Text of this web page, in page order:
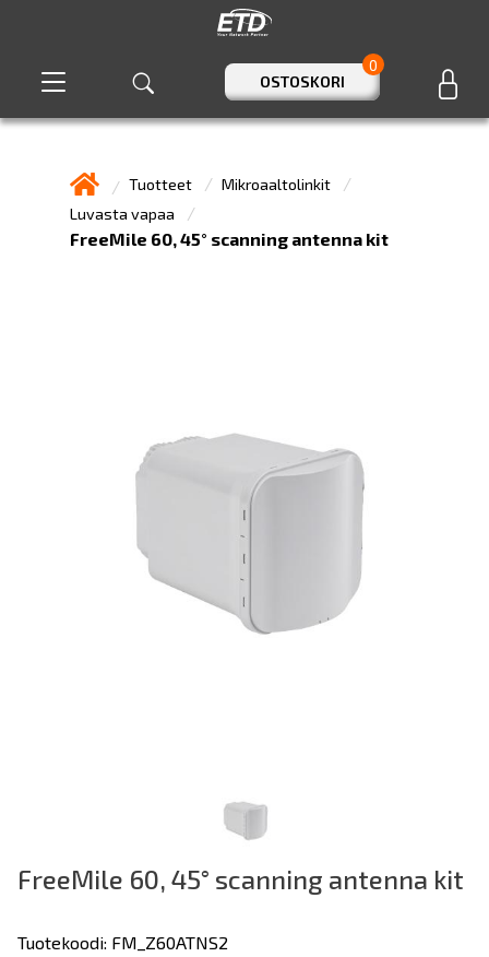
OSTOSKORI
0
Tuotteet
Mikroaaltolinkit
Luvasta vapaa
FreeMile 60, 45° scanning antenna kit
FreeMile 60, 45° scanning antenna kit
Tuotekoodi: FM_Z60ATNS2